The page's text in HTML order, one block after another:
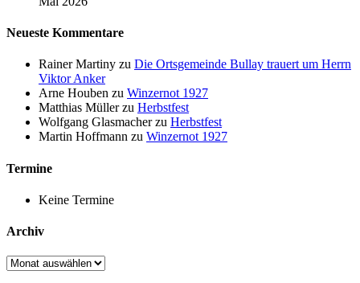
Neueste Kommentare
Rainer Martiny zu Die Ortsgemeinde Bullay trauert um Herrn
Viktor Anker
Arne Houben zu Winzernot 1927
Matthias Müllerzu Herbstfest
Wolfgang Glasmacherzu Herbstfest
Martin Hoffmann zu Winzernot 1927
Termine
Keine Termine
Archiv
Archiv